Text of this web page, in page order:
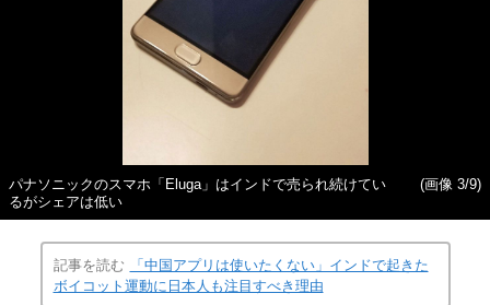
パナソニックのスマホ「Eluga」はインドで売られ続けてい
るがシェアは低い
(画像 3/9)
記事を読む
「中国アプリは使いたくない」インドで起きた
ボイコット運動に日本人も注目すべき理由